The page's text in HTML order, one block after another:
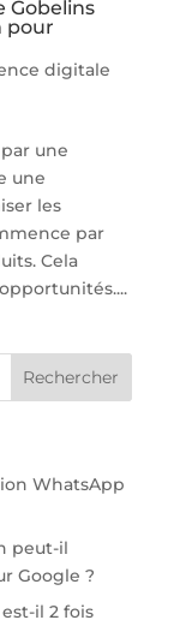
Gobelins
pour
digitale
une
une
les
par
Cela
WhatsApp
peut-il
Google ?
il 2 fois